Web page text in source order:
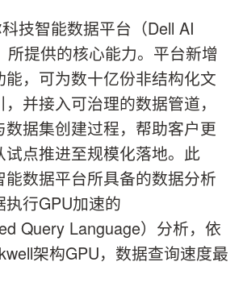
技智能数据平台（Dell AI
所提供的核心能力。平台新增
能，可为数十亿份非结构化文
并接入可治理的数据管道，
数据集创建过程，帮助客户更
点推进至规模化落地。此
能数据平台所具备的数据分析
行GPU加速的
Query Language）分析，依
架构GPU，数据查询速度最